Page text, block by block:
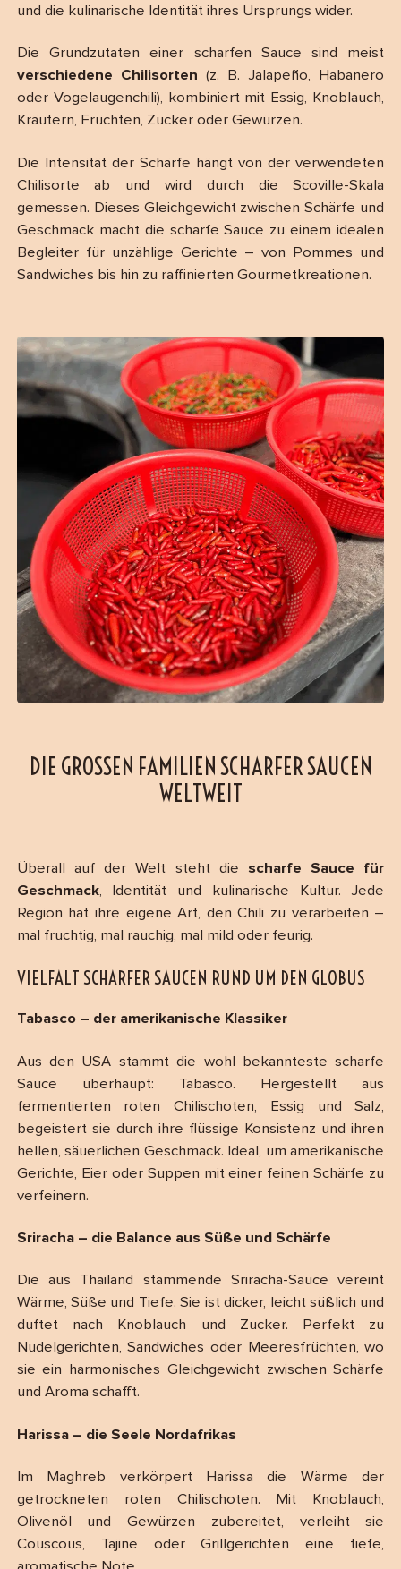
und die kulinarische Identität ihres Ursprungs wider.
Die Grundzutaten einer scharfen Sauce sind meist
verschiedene Chilisorten (z. B. Jalapeño, Habanero
oder Vogelaugenchili), kombiniert mit Essig, Knoblauch,
Kräutern, Früchten, Zucker oder Gewürzen.
Die Intensität der Schärfe hängt von der verwendeten
Chilisorte ab und wird durch die Scoville-Skala
gemessen. Dieses Gleichgewicht zwischen Schärfe und
Geschmack macht die scharfe Sauce zu einem idealen
Begleiter für unzählige Gerichte – von Pommes und
Sandwiches bis hin zu raffinierten Gourmetkreationen.
DIE GROSSEN FAMILIEN SCHARFER SAUCEN W
ELTWEIT
Überall auf der Welt steht die scharfe Sauce für
Geschmack, Identität und kulinarische Kultur. Jede
Region hat ihre eigene Art, den Chili zu verarbeiten –
mal fruchtig, mal rauchig, mal mild oder feurig.
VIELFALT SCHARFER SAUCEN RUND UM DEN GLOBUS
Tabasco – der amerikanische Klassiker
Aus den USA stammt die wohl bekannteste scharfe
Sauce überhaupt: Tabasco. Hergestellt aus
fermentierten roten Chilischoten, Essig und Salz,
begeistert sie durch ihre flüssige Konsistenz und ihren
hellen, säuerlichen Geschmack. Ideal, um amerikanische
Gerichte, Eier oder Suppen mit einer feinen Schärfe zu
verfeinern.
Sriracha – die Balance aus Süße und Schärfe
Die aus Thailand stammende Sriracha-Sauce vereint
Wärme, Süße und Tiefe. Sie ist dicker, leicht süßlich und
duftet nach Knoblauch und Zucker. Perfekt zu
Nudelgerichten, Sandwiches oder Meeresfrüchten, wo
sie ein harmonisches Gleichgewicht zwischen Schärfe
und Aroma schafft.
Harissa – die Seele Nordafrikas
Im Maghreb verkörpert Harissa die Wärme der
getrockneten roten Chilischoten. Mit Knoblauch,
Olivenöl und Gewürzen zubereitet, verleiht sie
Couscous, Tajine oder Grillgerichten eine tiefe,